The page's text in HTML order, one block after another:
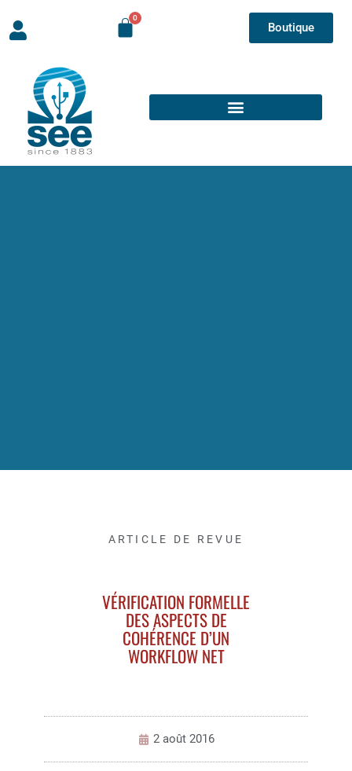
Boutique
ARTICLE DE REVUE
VÉRIFICATION FORMELLE
DES ASPECTS DE
COHÉRENCE D’UN
WORKFLOW NET
2 août 2016